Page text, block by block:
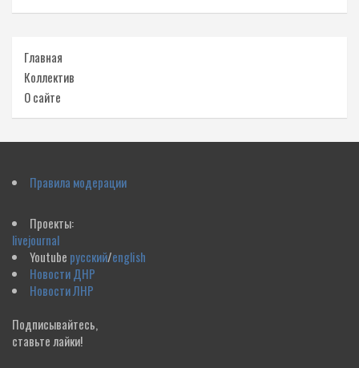
Главная
Коллектив
О сайте
Правила модерации
Проекты:
livejournal
Youtube русский/english
Новости ДНР
Новости ЛНР
Подписывайтесь,
ставьте лайки!